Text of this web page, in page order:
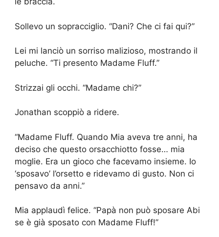
Sollevo un sopracciglio. “Dani? Che ci fai qui?”
Lei mi lanciò un sorriso malizioso, mostrando il
peluche. “Ti presento Madame Fluff.”
Strizzai gli occhi. “Madame chi?”
Jonathan scoppiò a ridere.
“Madame Fluff. Quando Mia aveva tre anni, ha
deciso che questo orsacchiotto fosse… mia
moglie. Era un gioco che facevamo insieme. Io
‘sposavo’ l’orsetto e ridevamo di gusto. Non ci
pensavo da anni.”
Mia applaudì felice. “Papà non può sposare Abi
se è già sposato con Madame Fluff!”